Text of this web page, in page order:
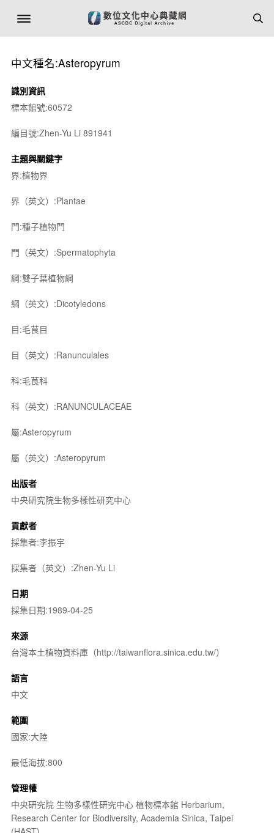
中文種名:Asteropyrum
識別資訊
標本館號:60572
編目號:Zhen-Yu Li 891941
主題與關鍵字
界:植物界
界（英文）:Plantae
門:種子植物門
門（英文）:Spermatophyta
綱:雙子葉植物綱
綱（英文）:Dicotyledons
目:毛茛目
目（英文）:Ranunculales
科:毛茛科
科（英文）:RANUNCULACEAE
屬:Asteropyrum
屬（英文）:Asteropyrum
出版者
中央研究院生物多樣性研究中心
貢獻者
採集者:李振宇
採集者（英文）:Zhen-Yu Li
日期
採集日期:1989-04-25
來源
台灣本土植物資料庫（http://taiwanflora.sinica.edu.tw/）
語言
中文
範圍
國家:大陸
最低海拔:800
管理權
中央研究院 生物多樣性研究中心 植物標本館 Herbarium,
Research Center for Biodiversity, Academia Sinica, Taipei